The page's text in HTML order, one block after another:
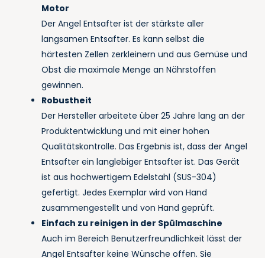
Motor
Der Angel Entsafter ist der stärkste aller
langsamen Entsafter. Es kann selbst die
härtesten Zellen zerkleinern und aus Gemüse und
Obst die maximale Menge an Nährstoffen
gewinnen.
Robustheit
Der Hersteller arbeitete über 25 Jahre lang an der
Produktentwicklung und mit einer hohen
Qualitätskontrolle. Das Ergebnis ist, dass der Angel
Entsafter ein langlebiger Entsafter ist. Das Gerät
ist aus hochwertigem Edelstahl (SUS-304)
gefertigt. Jedes Exemplar wird von Hand
zusammengestellt und von Hand geprüft.
Einfach zu reinigen in der Spülmaschine
Auch im Bereich Benutzerfreundlichkeit lässt der
Angel Entsafter keine Wünsche offen. Sie